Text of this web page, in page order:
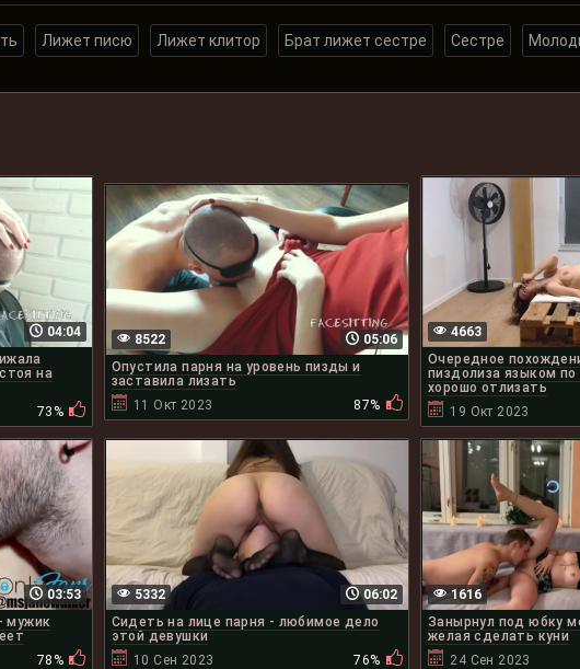
Лижет писю Лижет клитор Брат лижет сестре Сестре
04:04
на
73%
05:06
8522
Опустила парня на уровень пизды и
заставила лизать
11 Окт 2023
87%
4663
Очередное
пиздолиза языком
хорошо отлизать
19 Окт 2023
03:53
мужик
78%
06:02
5332
Сидеть на лице парня - любимое дело
этой девушки
10 Сен 2023
76%
1616
Занырнул под юбку
желая сделать куни
24 Сен 2023